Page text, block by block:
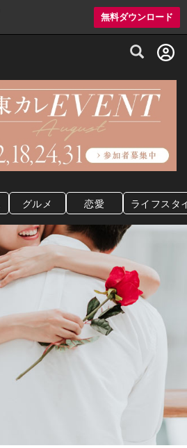
無料ダウンロード
グルメ情報・プレミアムレストラン予約
グルメ 恋愛 ライフスタ